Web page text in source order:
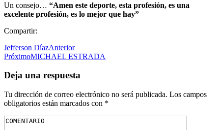
Un consejo… “Amen este deporte, esta profesión, es una
excelente profesión, es lo mejor que hay”
Compartir:
Jefferson DíazAnterior
PróximoMICHAEL ESTRADA
Deja una respuesta
Tu dirección de correo electrónico no será publicada. Los campos
obligatorios están marcados con *